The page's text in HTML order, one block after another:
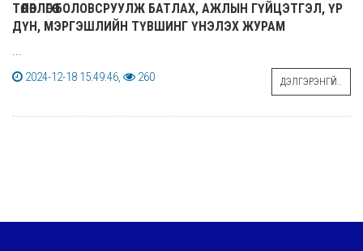
ТӨЛӨВЛӨГӨӨ БОЛОВСРУУЛЖ БАТЛАХ, АЖЛЫН ГҮЙЦЭТГЭЛ, ҮР
ДҮН, МЭРГЭШЛИЙН ТҮВШИНГ ҮНЭЛЭХ ЖУРАМ
...
2024-12-18 15:49:46,
260 ДЭЛГЭРЭНГҮЙ..